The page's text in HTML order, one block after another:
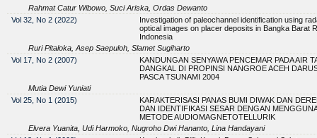
Rahmat Catur Wibowo, Suci Ariska, Ordas Dewanto
Vol 32, No 2 (2022)
Investigation of paleochannel identification using
optical images on placer deposits in Bangka Barat
Indonesia
Ruri Pitaloka, Asep Saepuloh, Slamet Sugiharto
Vol 17, No 2 (2007)
KANDUNGAN SENYAWA PENCEMAR PADA AIR
DANGKAL DI PROPINSI NANGROE ACEH
PASCA TSUNAMI 2004
Mutia Dewi Yuniati
Vol 25, No 1 (2015)
KARAKTERISASI PANAS BUMI DIWAK DAN
DAN IDENTIFIKASI SESAR DENGAN
METODE AUDIOMAGNETOTELLURIK
Elvera Yuanita, Udi Harmoko, Nugroho Dwi Hananto, Lina Handayani